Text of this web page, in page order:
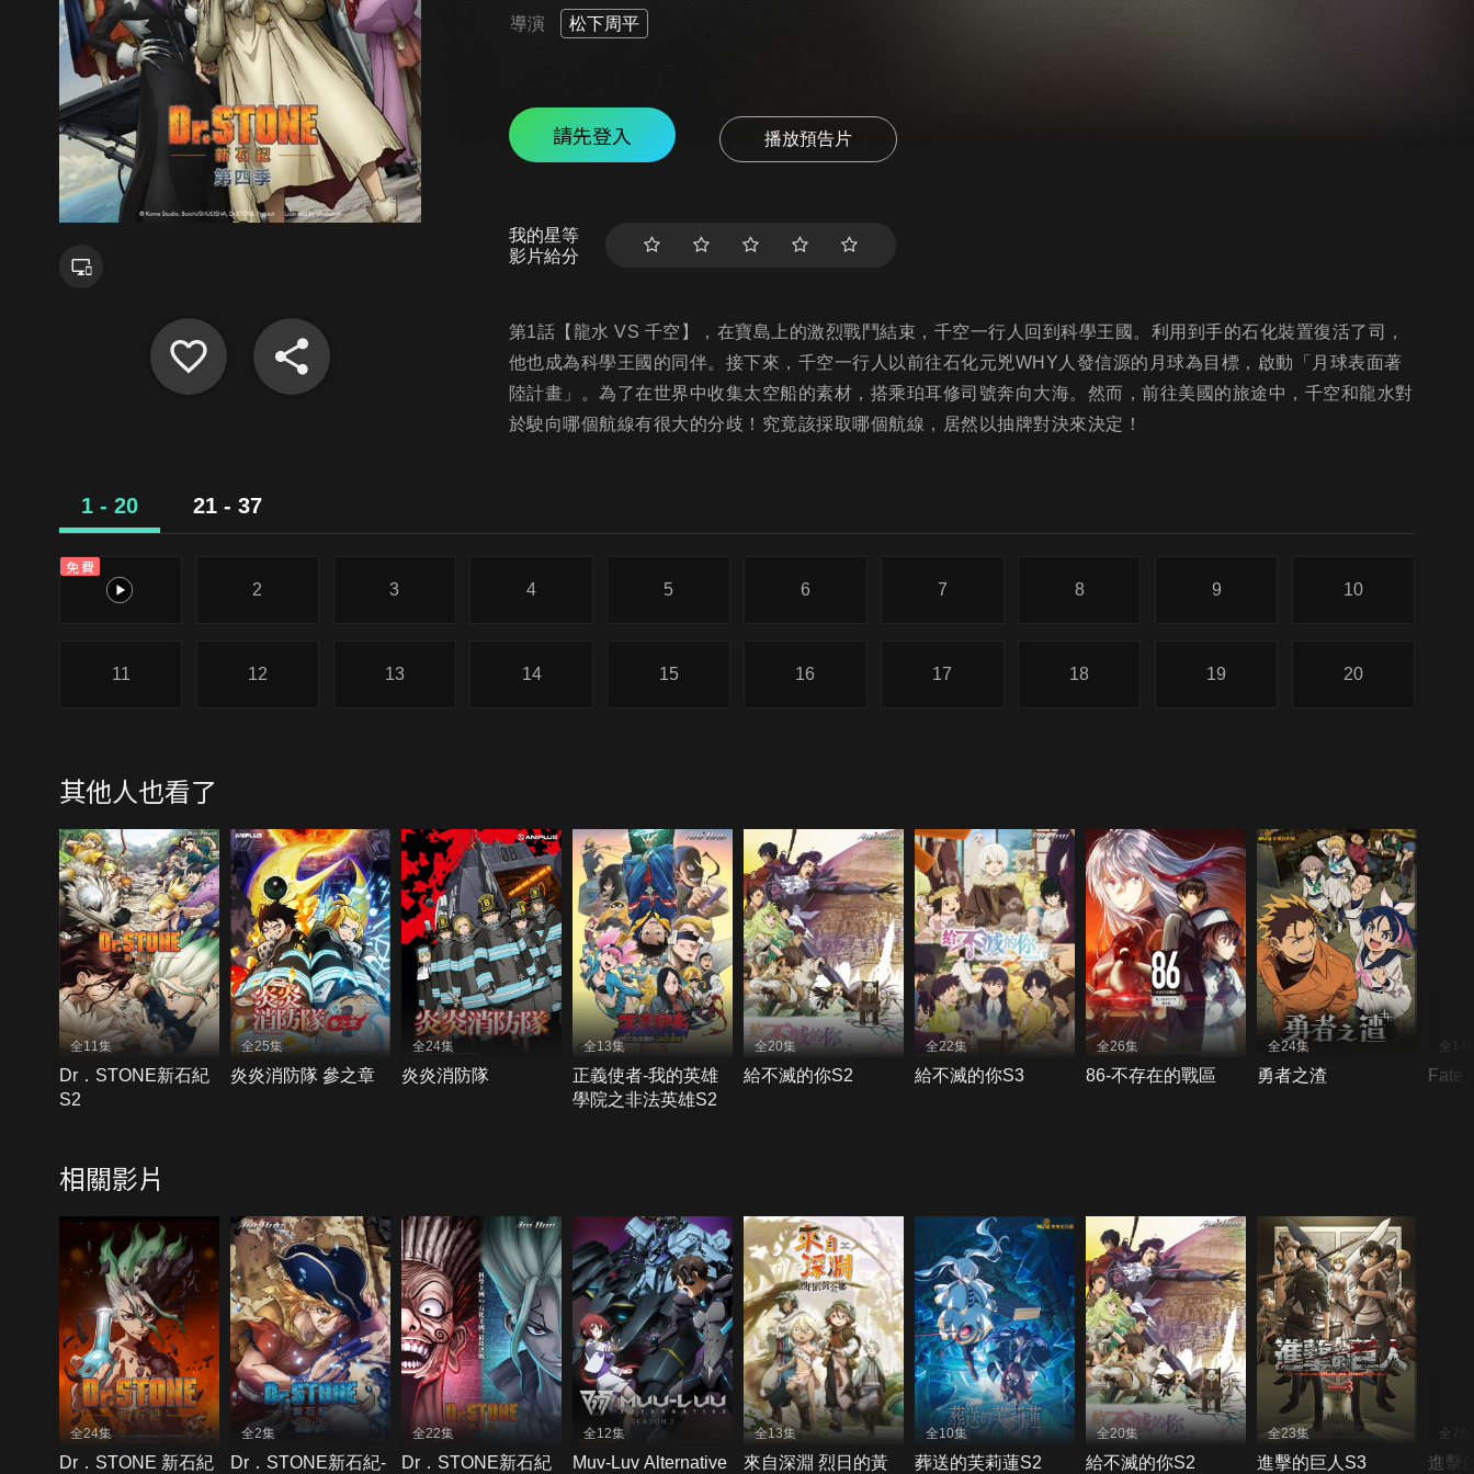
導演 松下周平
請先登入 播放預告片
我的星等
影片給分
第1話【龍水 VS 千空】，在寶島上的激烈戰鬥結束，千空一行人回到科學王國。利用到手的石化裝置復活了司，
他也成為科學王國的同伴。接下來，千空一行人以前往石化元兇WHY人發信源的月球為目標，啟動「月球表面著
陸計畫」。為了在世界中收集太空船的素材，搭乘珀耳修司號奔向大海。然而，前往美國的旅途中，千空和龍水對
於駛向哪個航線有很大的分歧！究竟該採取哪個航線，居然以抽牌對決來決定！
1 - 20 21 - 37
免費
1
2 3 4 5 6 7 8 9 10
11 12 13 14 15 16 17 18 19 20
其他人也看了
全11集
Dr．STONE新石紀
S2
全25集
炎炎消防隊 參之章
全24集
炎炎消防隊
全13集
正義使者-我的英雄
學院之非法英雄S2
全20集
給不滅的你S2
全22集
給不滅的你S3
全26集
86-不存在的戰區
全24集
勇者之渣
全14
Fate
相關影片
全24集
Dr．STONE 新石紀
全2集
Dr．STONE新石紀-
全22集
Dr．STONE新石紀
全12集
Muv-Luv Alternative
全13集
來自深淵 烈日的黃
全10集
葬送的芙莉蓮S2
全20集
給不滅的你S2
全23集
進擊的巨人S3
全7集
進擊